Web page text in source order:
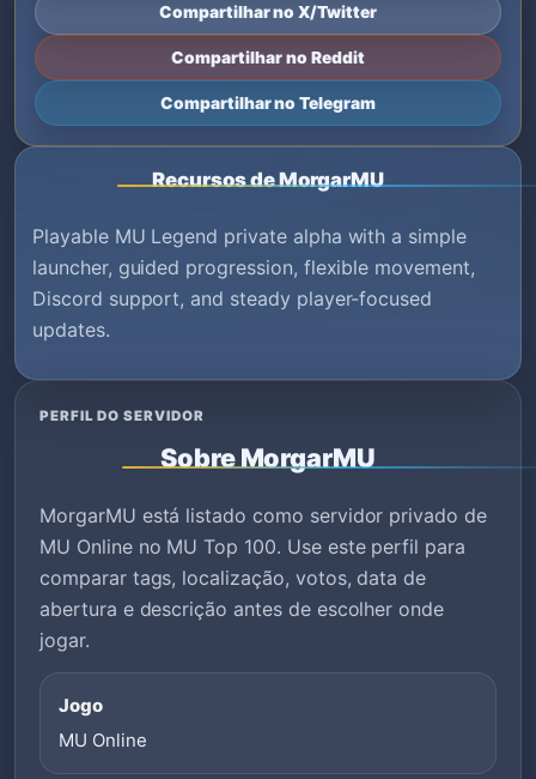
Compartilhar no X/Twitter
Compartilhar no Reddit
Compartilhar no Telegram
Recursos de MorgarMU
Playable MU Legend private alpha with a simple
launcher, guided progression, flexible movement,
Discord support, and steady player-focused
updates.
PERFIL DO SERVIDOR
Sobre MorgarMU
MorgarMU está listado como servidor privado de
MU Online no MU Top 100. Use este perfil para
comparar tags, localização, votos, data de
abertura e descrição antes de escolher onde
jogar.
Jogo
MU Online